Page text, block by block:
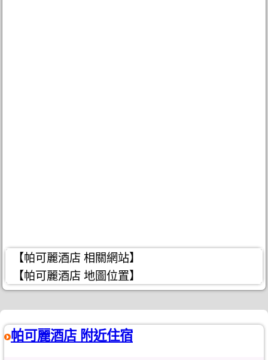
【帕可麗酒店 相關網站】
【帕可麗酒店 地圖位置】
帕可麗酒店 附近住宿